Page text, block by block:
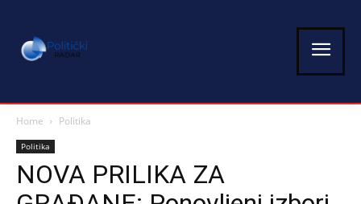
Home Politika
Politika
NOVA PRILIKA ZA